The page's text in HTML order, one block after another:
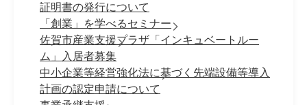
証明書の発行について
「創業」を学べるセミナー
佐賀市産業支援プラザ「インキュベートルー
ム」入居者募集
中小企業等経営強化法に基づく先端設備等導入
計画の認定申請について